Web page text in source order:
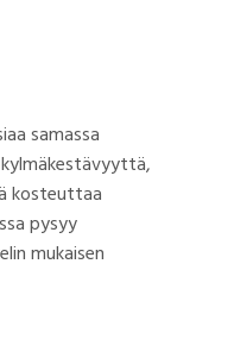
samassa
kosteuttaa
pysyy
mukaisen